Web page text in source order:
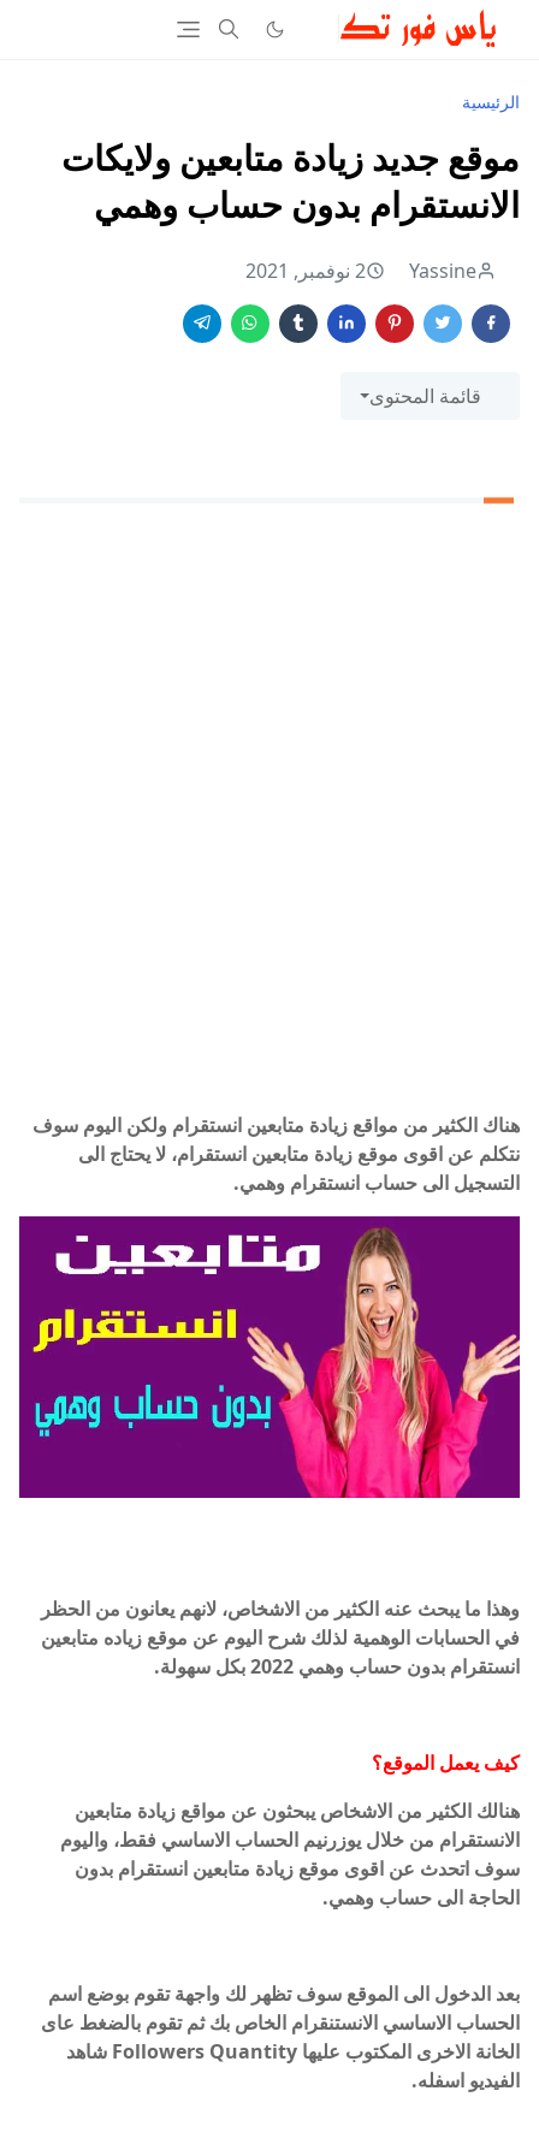
الرئيسية
موقع جديد زيادة متابعين ولايكات
الانستقرام بدون حساب وهمي
Yassine 2 نوفمبر, 2021
قائمة المحتوى
هناك الكثير من مواقع زيادة متابعين انستقرام ولكن اليوم سوف
نتكلم عن اقوى موقع زيادة متابعين انستقرام، لا يحتاج الى
التسجيل الى حساب انستقرام وهمي.
وهذا ما يبحث عنه الكثير من الاشخاص، لانهم يعانون من الحظر
في الحسابات الوهمية لذلك شرح اليوم عن موقع زياده متابعين
انستقرام بدون حساب وهمي 2022 بكل سهولة.
كيف يعمل الموقع؟
هنالك الكثير من الاشخاص يبحثون عن مواقع زيادة متابعين
الانستقرام من خلال يوزرنيم الحساب الاساسي فقط، واليوم
سوف اتحدث عن اقوى موقع زيادة متابعين انستقرام بدون
الحاجة الى حساب وهمي.
بعد الدخول الى الموقع سوف تظهر لك واجهة تقوم بوضع اسم
الحساب الاساسي الانستنقرام الخاص بك ثم تقوم بالضغط عاى
الخانة الاخرى المكتوب عليها Followers Quantity شاهد
الفيديو اسفله.